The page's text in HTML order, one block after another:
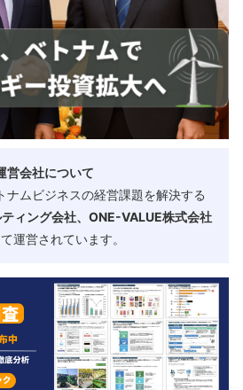
営会社について
ナムビジネスの経営課題を解決する
ィング会社、ONE-VALUE株式会社
運営されています。